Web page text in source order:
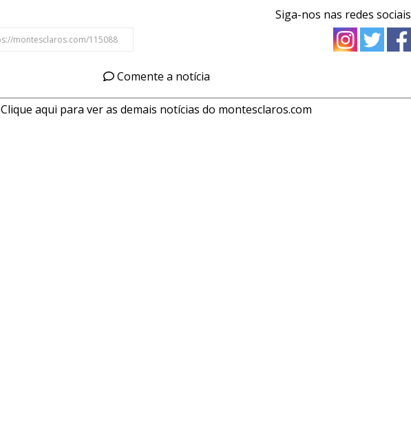
Siga-nos nas redes sociais
Comente a notícia
Clique aqui para ver as demais notícias do montesclaros.com